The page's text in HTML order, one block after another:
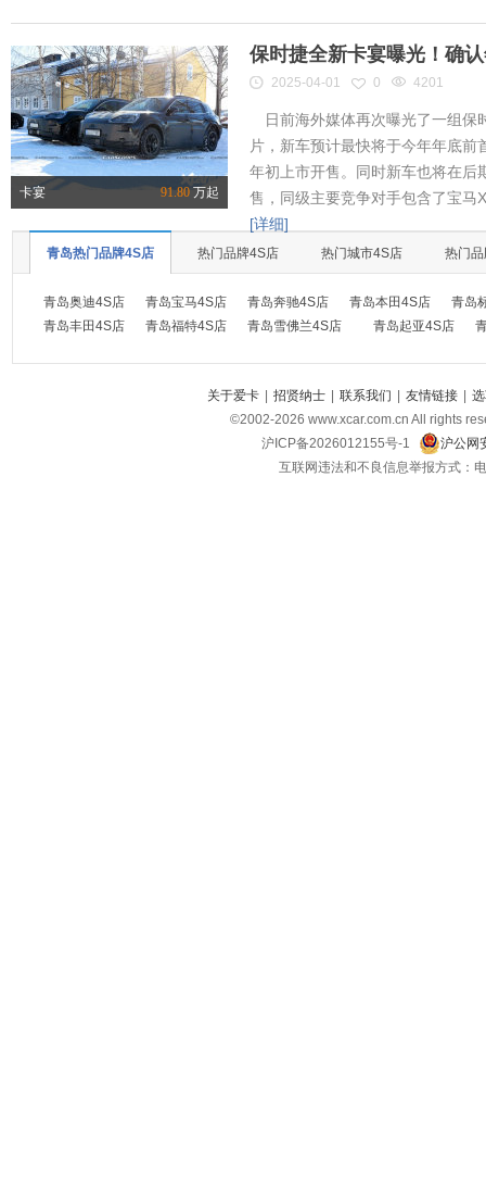
卡宴 91.80万起
保时捷全新卡宴曝光！确
2025-04-01 0 4201
日前海外媒体再次曝光了一组保
片，新车预计最快将于今年年底
年初上市开售。同时新车也将在后
售，同级主要竞争对手包含了宝马
[详细]
青岛热门品牌4S店 热门品牌4S店 热门城市4S店 热门
青岛奥迪4S店 青岛宝马4S店 青岛奔驰4S店 青岛本田4S店
青岛
青岛丰田4S店
青岛福特4S店 青岛雪佛兰4S店 青岛起亚4S店
关于爱卡 | 招贤纳士 | 联系我们 | 友情链接 |
©2002-2026 www.xcar.com.cn All rights
沪ICP备2026012155号-1
沪公网
互联网违法和不良信息举报方式：